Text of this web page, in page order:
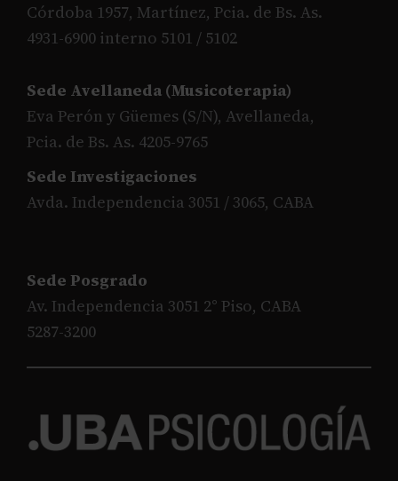
Córdoba 1957, Martínez, Pcia. de Bs. As.
4931-6900 interno 5101 / 5102
Sede Avellaneda (Musicoterapia)
Eva Perón y Güemes (S/N), Avellaneda,
Pcia. de Bs. As. 4205-9765
Sede Investigaciones
Avda. Independencia 3051 / 3065, CABA
Sede Posgrado
Av. Independencia 3051 2° Piso, CABA
5287-3200